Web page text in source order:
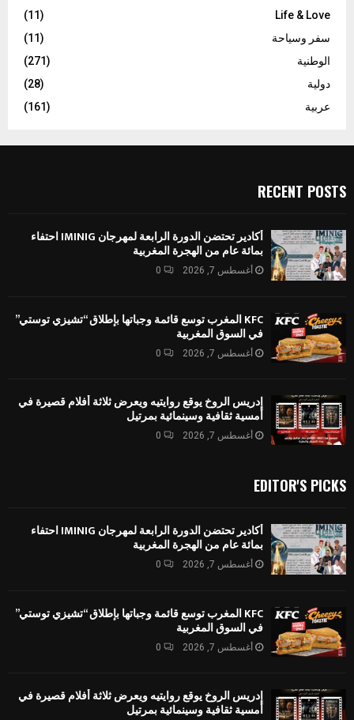
Life & Love
(11)
سفر وسياحة
(11)
الوطنية
(271)
دولية
(28)
عربية
(161)
RECENT POSTS
أكادير تحتضن الدورة الرابعة لمهرجان IMINIG احتفاء
بمائة عام من الهجرة المغربية
أغسطس 7, 2026 0
KFC المغرب توسع قائمة وجباتها بإطلاق “تشيزي توستي”
في السوق المغربية
أغسطس 7, 2026 0
إدريس الروخ يوقع روايتيه ويعرض ثلاثة أفلام قصيرة في
أمسية ثقافية وسينمائية بمرتيل
أغسطس 7, 2026 0
EDITOR'S PICKS
أكادير تحتضن الدورة الرابعة لمهرجان IMINIG احتفاء
بمائة عام من الهجرة المغربية
أغسطس 7, 2026 0
KFC المغرب توسع قائمة وجباتها بإطلاق “تشيزي توستي”
في السوق المغربية
أغسطس 7, 2026 0
إدريس الروخ يوقع روايتيه ويعرض ثلاثة أفلام قصيرة في
أمسية ثقافية وسينمائية بمرتيل